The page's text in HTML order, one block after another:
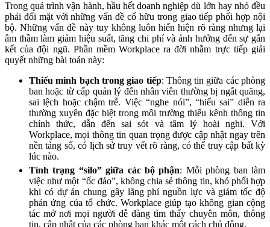
Trong quá trình vận hành, hầu hết doanh nghiệp dù lớn hay nhỏ đều
phải đối mặt với những vấn đề cố hữu trong giao tiếp phối hợp nội
bộ. Những vấn đề này tuy không luôn hiển hiện rõ ràng nhưng lại
âm thầm làm giảm hiệu suất, tăng chi phí và ảnh hưởng đến sự gắn
kết của đội ngũ. Phần mềm Workplace ra đời nhằm trực tiếp giải
quyết những bài toán này:
Thiếu minh bạch trong giao tiếp: Thông tin giữa các phòng
ban hoặc từ cấp quản lý đến nhân viên thường bị ngắt quãng,
sai lệch hoặc chậm trễ. Việc “nghe nói”, “hiểu sai” diễn ra
thường xuyên đặc biệt trong môi trường thiếu kênh thông tin
chính thức, dẫn đến sai sót và tâm lý hoài nghi. Với
Workplace, mọi thông tin quan trọng được cập nhật ngay trên
nền tảng số, có lịch sử truy vết rõ ràng, có thể truy cập bất kỳ
lúc nào.
Tình trạng “silo” giữa các bộ phận: Mỗi phòng ban làm
việc như một “ốc đảo”, không chia sẻ thông tin, khó phối hợp
khi có dự án chung gây lãng phí nguồn lực và giảm tốc độ
phản ứng của tổ chức. Workplace giúp tạo không gian cộng
tác mở nơi mọi người dễ dàng tìm thấy chuyên môn, thông
tin, cập nhật của các phòng ban khác một cách chủ động.